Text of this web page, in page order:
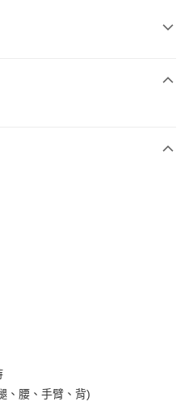
、腰、手臂、背)